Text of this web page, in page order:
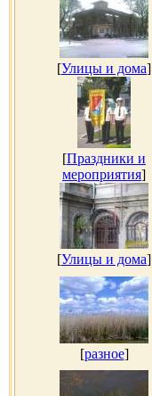
[Улицы и дома]
[Праздники и
мероприятия]
[Улицы и дома]
[разное]